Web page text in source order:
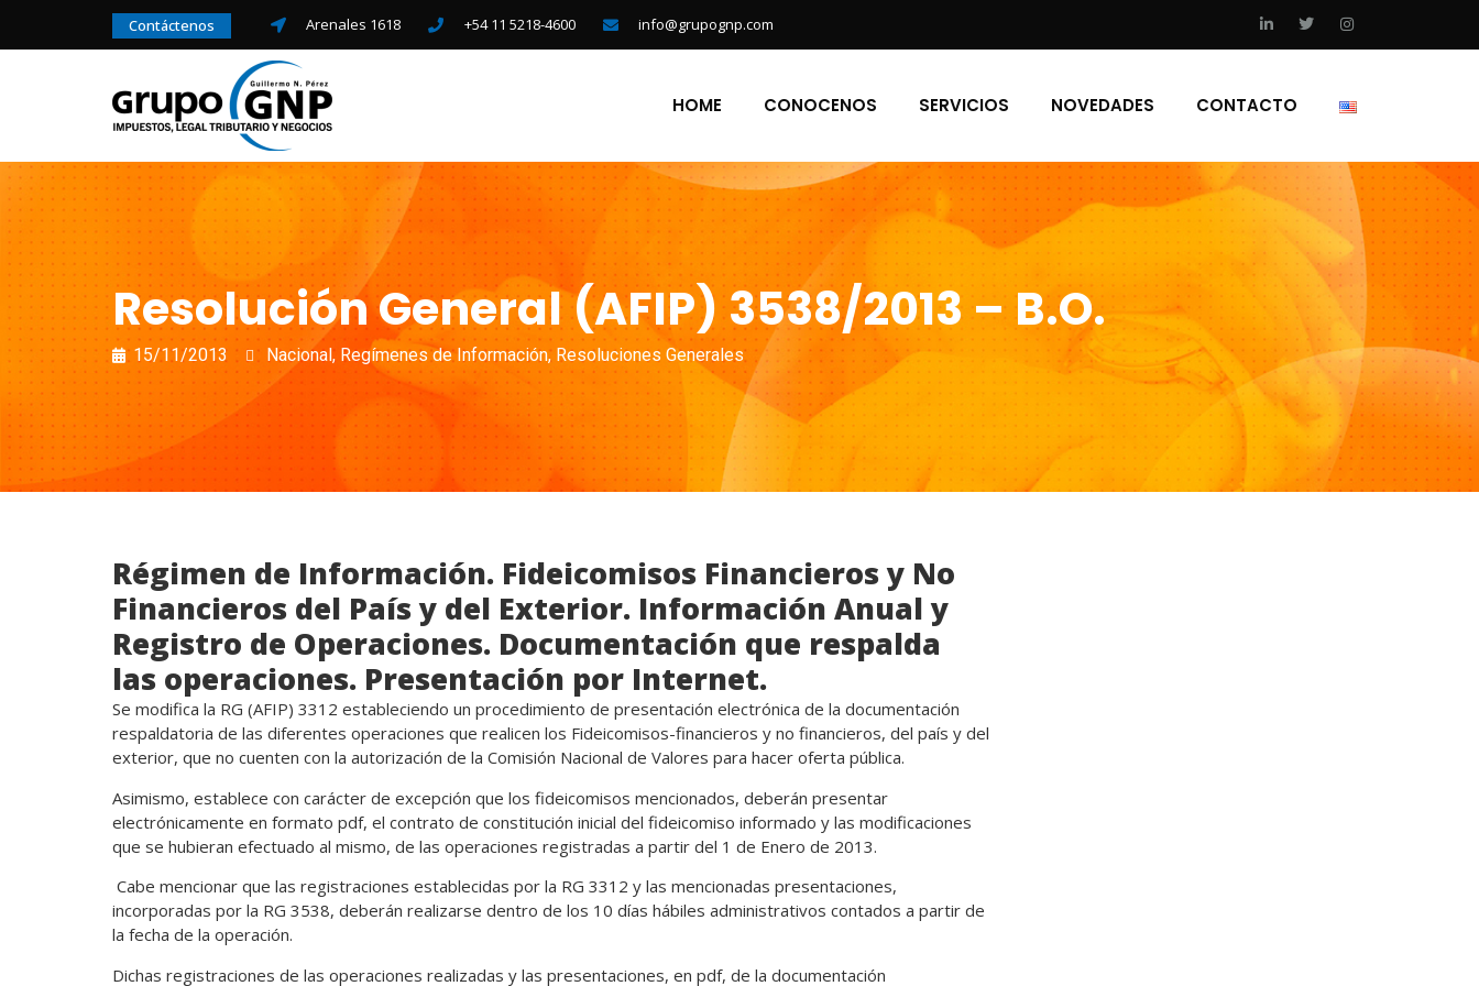
Contáctenos Arenales 1618 +54 11 5218-4600 info@grupognp.com
HOME CONOCENOS SERVICIOS NOVEDADES CONTACTO
Resolución General (AFIP) 3538/2013 – B.O.
15/11/2013 Nacional, Regímenes de Información, Resoluciones Generales
Régimen de Información. Fideicomisos Financieros y No
Financieros del País y del Exterior. Información Anual y
Registro de Operaciones. Documentación que respalda
las operaciones. Presentación por Internet.
Se modifica la RG (AFIP) 3312 estableciendo un procedimiento de presentación electrónica de la documentación
respaldatoria de las diferentes operaciones que realicen los Fideicomisos-financieros y no financieros, del país y del
exterior, que no cuenten con la autorización de la Comisión Nacional de Valores para hacer oferta pública.
Asimismo, establece con carácter de excepción que los fideicomisos mencionados, deberán presentar
electrónicamente en formato pdf, el contrato de constitución inicial del fideicomiso informado y las modificaciones
que se hubieran efectuado al mismo, de las operaciones registradas a partir del 1 de Enero de 2013.
Cabe mencionar que las registraciones establecidas por la RG 3312 y las mencionadas presentaciones,
incorporadas por la RG 3538, deberán realizarse dentro de los 10 días hábiles administrativos contados a partir de
la fecha de la operación.
Dichas registraciones de las operaciones realizadas y las presentaciones, en pdf, de la documentación